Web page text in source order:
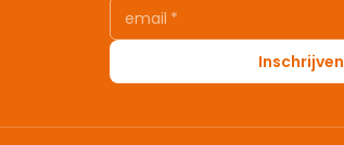
email *
Inschrijven